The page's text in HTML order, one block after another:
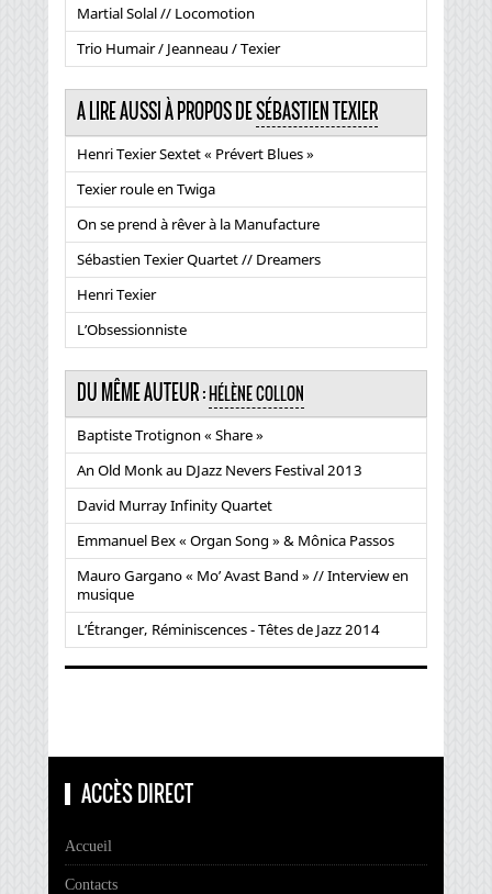
Martial Solal // Locomotion
Trio Humair / Jeanneau / Texier
A LIRE AUSSI À PROPOS DESÉBASTIEN TEXIER
Henri Texier Sextet « Prévert Blues »
Texier roule en Twiga
On se prend à rêver à la Manufacture
Sébastien Texier Quartet // Dreamers
Henri Texier
L’Obsessionniste
DU MÊME AUTEUR :HÉLÈNE COLLON
Baptiste Trotignon « Share »
An Old Monk au DJazz Nevers Festival 2013
David Murray Infinity Quartet
Emmanuel Bex « Organ Song » & Mônica Passos
Mauro Gargano « Mo’ Avast Band » // Interview en
musique
L’Étranger, Réminiscences - Têtes de Jazz 2014
ACCÈS DIRECT
Accueil
Contacts